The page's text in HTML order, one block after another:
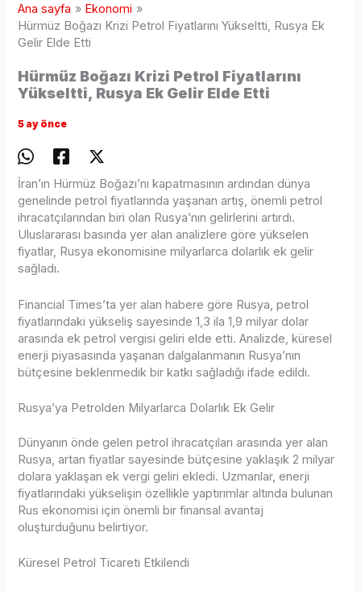
Ana sayfa
Ekonomi
Hürmüz Boğazı Krizi Petrol Fiyatlarını Yükseltti, Rusya Ek
Gelir Elde Etti
Hürmüz Boğazı Krizi Petrol Fiyatlarını
Yükseltti, Rusya Ek Gelir Elde Etti
5 ay önce
İran’ın Hürmüz Boğazı’nı kapatmasının ardından dünya
genelinde petrol fiyatlarında yaşanan artış, önemli petrol
ihracatçılarından biri olan Rusya’nın gelirlerini artırdı.
Uluslararası basında yer alan analizlere göre yükselen
fiyatlar, Rusya ekonomisine milyarlarca dolarlık ek gelir
sağladı.
Financial Times’ta yer alan habere göre Rusya, petrol
fiyatlarındaki yükseliş sayesinde 1,3 ila 1,9 milyar dolar
arasında ek petrol vergisi geliri elde etti. Analizde, küresel
enerji piyasasında yaşanan dalgalanmanın Rusya’nın
bütçesine beklenmedik bir katkı sağladığı ifade edildi.
Rusya’ya Petrolden Milyarlarca Dolarlık Ek Gelir
Dünyanın önde gelen petrol ihracatçıları arasında yer alan
Rusya, artan fiyatlar sayesinde bütçesine yaklaşık 2 milyar
dolara yaklaşan ek vergi geliri ekledi. Uzmanlar, enerji
fiyatlarındaki yükselişin özellikle yaptırımlar altında bulunan
Rus ekonomisi için önemli bir finansal avantaj
oluşturduğunu belirtiyor.
Küresel Petrol Ticareti Etkilendi